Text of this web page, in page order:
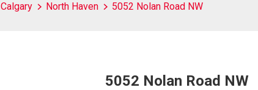
Calgary North Haven 5052 Nolan Road NW
5052 Nolan Road NW